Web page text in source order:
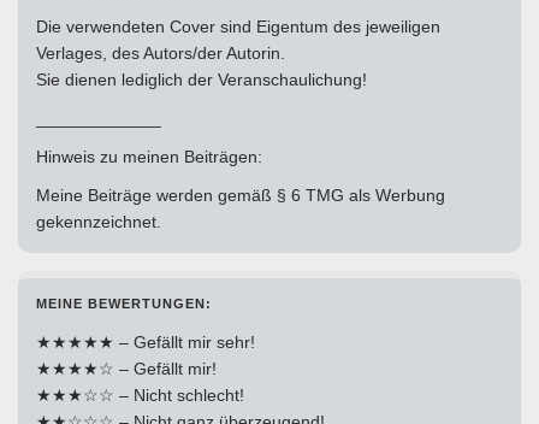
Die verwendeten Cover sind Eigentum des jeweiligen
Verlages, des Autors/der Autorin.
Sie dienen lediglich der Veranschaulichung!
Hinweis zu meinen Beiträgen:
Meine Beiträge werden gemäß § 6 TMG als Werbung
gekennzeichnet.
MEINE BEWERTUNGEN:
★★★★★ – Gefällt mir sehr!
★★★★☆ – Gefällt mir!
★★★☆☆ – Nicht schlecht!